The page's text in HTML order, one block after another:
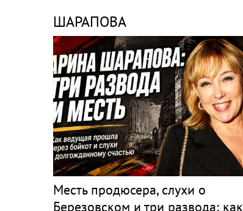
ШАРАПОВА
Месть продюсера, слухи о
Березовском и три развода: как